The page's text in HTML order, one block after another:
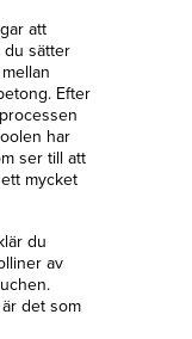
att
du sätter
Efter
har
ser till att
mycket
du
av
det som